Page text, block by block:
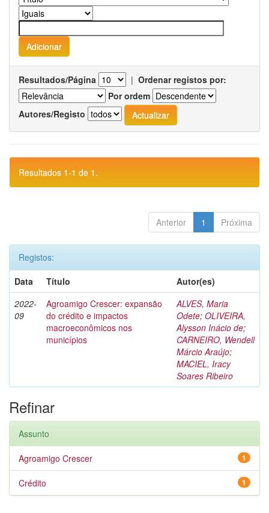
Resultados/Página | Ordenar registos por:
Por ordem
Autores/Registo
Resultados 1-1 de 1.
Anterior 1 Próxima
Registos:
Data
Título
Autor(es)
2022-
09
Agroamigo Crescer: expansão
do crédito e impactos
macroeconômicos nos
municípios
ALVES, Maria
Odete; OLIVEIRA,
Alysson Inácio de;
CARNEIRO, Wendell
Márcio Araújo;
MACIEL, Iracy
Soares Ribeiro
Refinar
Assunto
1
Agroamigo Crescer
1
Crédito